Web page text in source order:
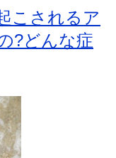
こされるア
?どんな症